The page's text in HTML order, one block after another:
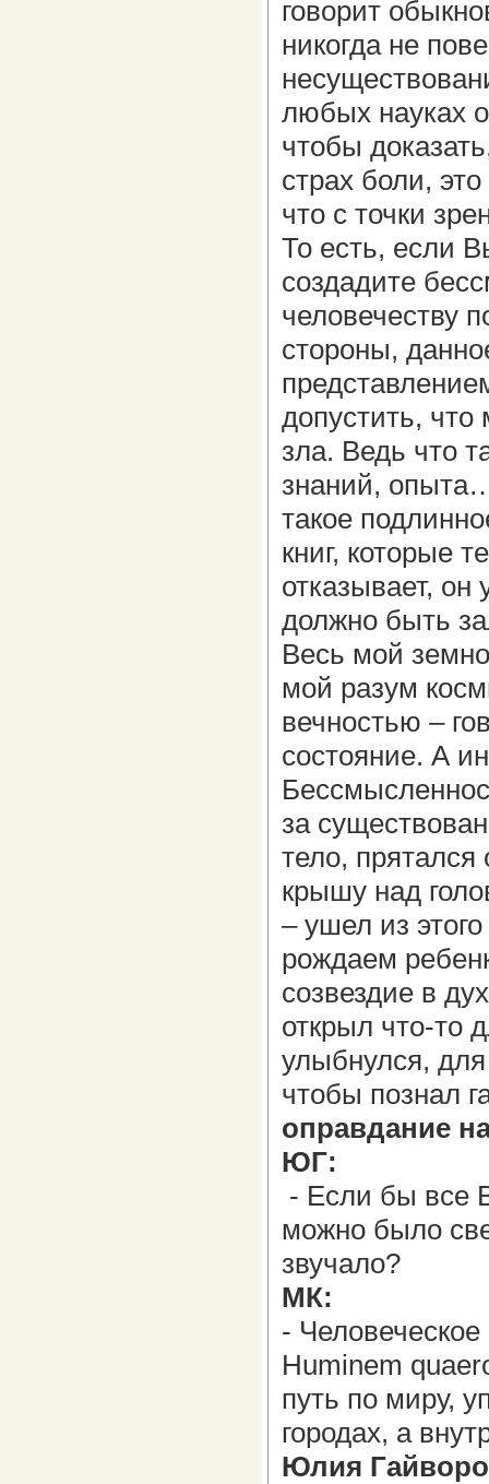
говорит
никогда не
любых науках
чтобы
страх боли,
что с точки
То есть, если
создадите
человечеству
стороны,
допустить, что
зла. Ведь что
знаний,
такое
книг, которые
отказывает, он
должно быть
Весь мой
мой разум
вечностью –
состояние. А
за
тело, прятался
крышу над
– ушел из
рождаем
созвездие в
открыл что-то
улыбнулся,
чтобы познал
оправдание
ЮГ:
- Если бы все
можно было
звучало?
МК:
-
Huminem
путь по миру,
городах, а
Юлия